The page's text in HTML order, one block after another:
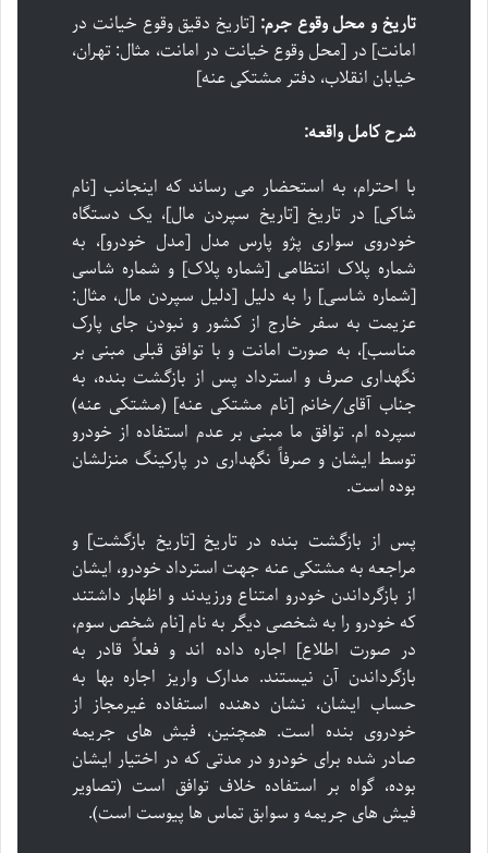
تاریخ و محل وقوع جرم: [تاریخ دقیق وقوع خیانت در
امانت] در [محل وقوع خیانت در امانت، مثال: تهران،
خیابان انقلاب، دفتر مشتکی عنه]
شرح کامل واقعه:
با احترام، به استحضار می رساند که اینجانب [نام
شاکی] در تاریخ [تاریخ سپردن مال]، یک دستگاه
خودروی سواری پژو پارس مدل [مدل خودرو]، به
شماره پلاک انتظامی [شماره پلاک] و شماره شاسی
[شماره شاسی] را به دلیل [دلیل سپردن مال، مثال:
عزیمت به سفر خارج از کشور و نبودن جای پارک
مناسب]، به صورت امانت و با توافق قبلی مبنی بر
نگهداری صرف و استرداد پس از بازگشت بنده، به
جناب آقای/خانم [نام مشتکی عنه] (مشتکی عنه)
سپرده ام. توافق ما مبنی بر عدم استفاده از خودرو
توسط ایشان و صرفاً نگهداری در پارکینگ منزلشان
بوده است.
پس از بازگشت بنده در تاریخ [تاریخ بازگشت] و
مراجعه به مشتکی عنه جهت استرداد خودرو، ایشان
از بازگرداندن خودرو امتناع ورزیدند و اظهار داشتند
که خودرو را به شخصی دیگر به نام [نام شخص سوم،
در صورت اطلاع] اجاره داده اند و فعلاً قادر به
بازگرداندن آن نیستند. مدارک واریز اجاره بها به
حساب ایشان، نشان دهنده استفاده غیرمجاز از
خودروی بنده است. همچنین، فیش های جریمه
صادر شده برای خودرو در مدتی که در اختیار ایشان
بوده، گواه بر استفاده خلاف توافق است (تصاویر
فیش های جریمه و سوابق تماس ها پیوست است).